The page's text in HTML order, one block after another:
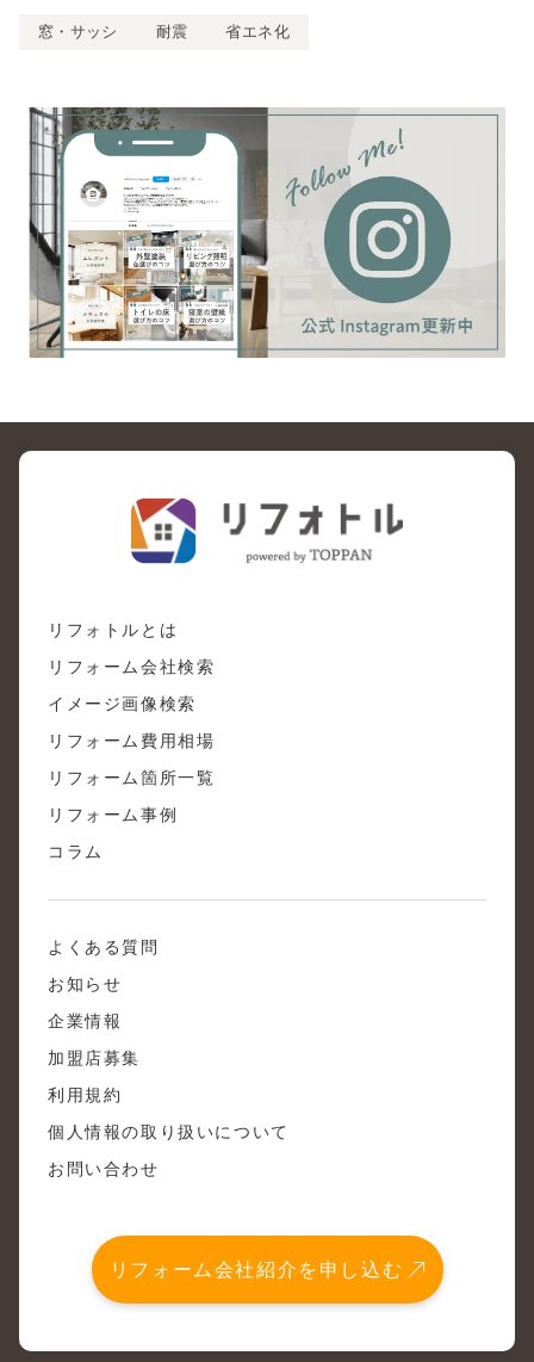
窓・サッシ 耐震 省エネ化
リフォトルとは
リフォーム会社検索
イメージ画像検索
リフォーム費用相場
リフォーム箇所一覧
リフォーム事例
コラム
よくある質問
お知らせ
企業情報
加盟店募集
利用規約
個人情報の取り扱いについて
お問い合わせ
リフォーム会社紹介を申し込む